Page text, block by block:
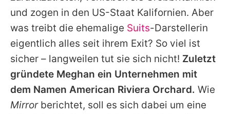
Utiq verwalten
und zogen in den US-Staat Kalifornien. Aber
was treibt die ehemalige Suits-Darstellerin
eigentlich alles seit ihrem Exit? So viel ist
sicher – langweilen tut sie sich nicht! Zuletzt
gründete Meghan ein Unternehmen mit
dem Namen American Riviera Orchard. Wie
Mirrorberichtet, soll es sich dabei um eine